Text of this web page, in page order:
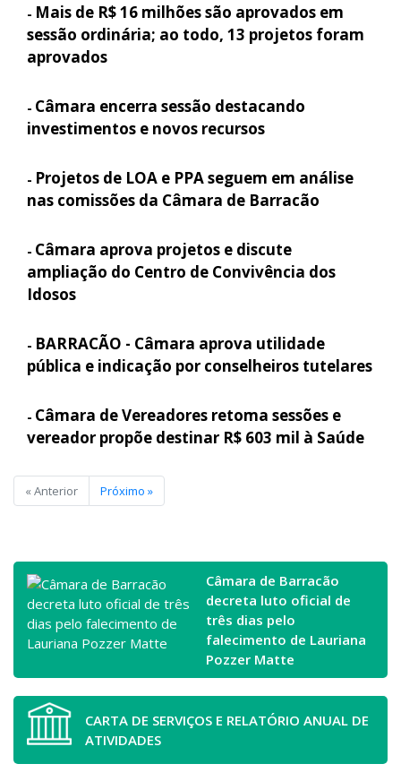
- Mais de R$ 16 milhões são aprovados em
sessão ordinária; ao todo, 13 projetos foram
aprovados
- Câmara encerra sessão destacando
investimentos e novos recursos
- Projetos de LOA e PPA seguem em análise
nas comissões da Câmara de Barracão
- Câmara aprova projetos e discute
ampliação do Centro de Convivência dos
Idosos
- BARRACÃO - Câmara aprova utilidade
pública e indicação por conselheiros tutelares
- Câmara de Vereadores retoma sessões e
vereador propõe destinar R$ 603 mil à Saúde
« Anterior Próximo »
Câmara de Barracão
decreta luto oficial de
três dias pelo
falecimento de Lauriana
Pozzer Matte
CARTA DE SERVIÇOS E RELATÓRIO ANUAL DE
ATIVIDADES